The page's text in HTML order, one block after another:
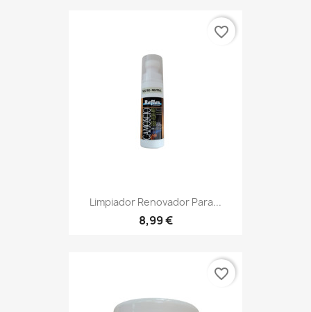
Limpiador Renovador Para...
8,99 €
favorite_border
favorite_border